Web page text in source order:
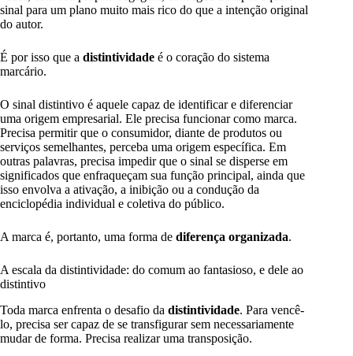
sinal para um plano muito mais rico do que a intenção original
do autor.
É por isso que a distintividade é o coração do sistema
marcário.
O sinal distintivo é aquele capaz de identificar e diferenciar
uma origem empresarial. Ele precisa funcionar como marca.
Precisa permitir que o consumidor, diante de produtos ou
serviços semelhantes, perceba uma origem específica. Em
outras palavras, precisa impedir que o sinal se disperse em
significados que enfraqueçam sua função principal, ainda que
isso envolva a ativação, a inibição ou a condução da
enciclopédia individual e coletiva do público.
A marca é, portanto, uma forma de diferença organizada.
A escala da distintividade: do comum ao fantasioso, e dele ao
distintivo
Toda marca enfrenta o desafio da distintividade. Para vencê-
lo, precisa ser capaz de se transfigurar sem necessariamente
mudar de forma. Precisa realizar uma transposição.